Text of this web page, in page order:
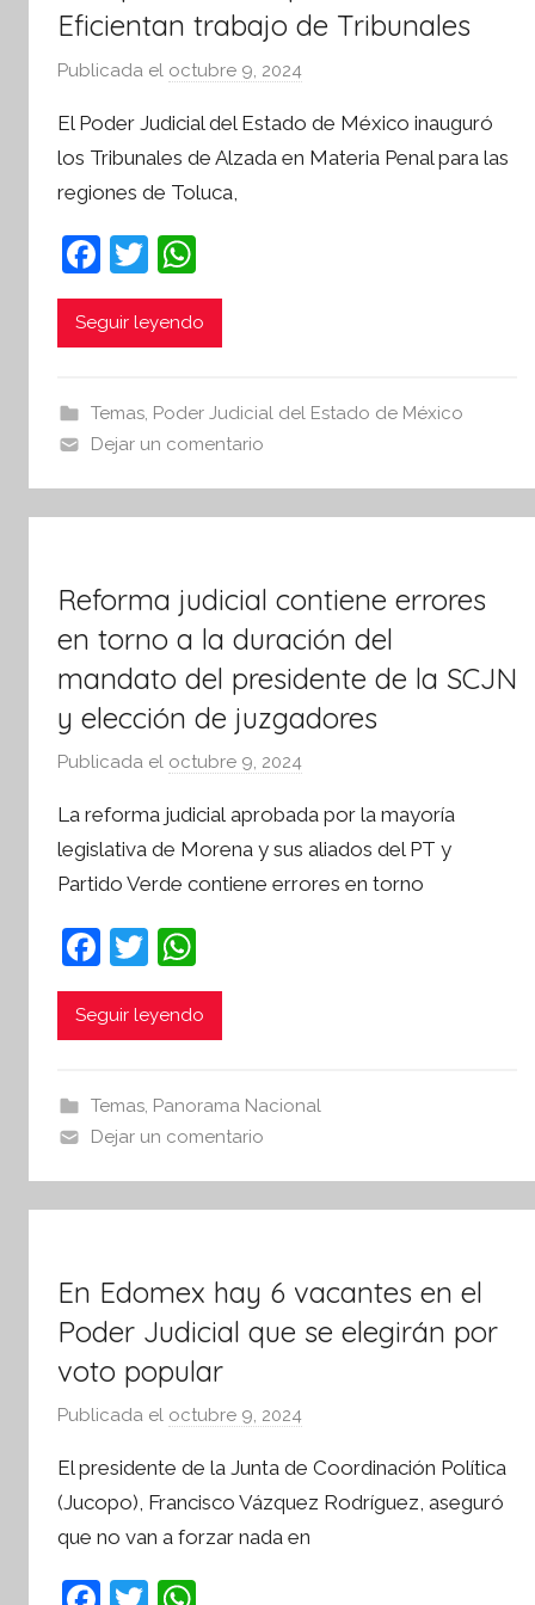
a
Eficientan trabajo de Tribunales
Publicada el octubre 9, 2024
r
S
I
a
t
v
a
El Poder Judicial del Estado de México inauguró
los Tribunales de Alzada en Materia Penal para las
regiones de Toluca,
F
a
c
b
o
o
k
T
w
itt
h
at
A
p
p
Seguir leyendo
Temas, Poder Judicial del Estado de México
Dejar un comentario
Reforma judicial contiene errores
en torno a la duración del
mandato del presidente de la SCJN
y elección de juzgadores
Publicada el octubre 9, 2024
r
S
í
I
a
La reforma judicial aprobada por la mayoría
legislativa de Morena y sus aliados del PT y
Partido Verde contiene errores en torno
F
a
c
b
o
o
k
T
w
itt
h
at
A
p
p
Seguir leyendo
Temas, Panorama Nacional
Dejar un comentario
En Edomex hay 6 vacantes en el
Poder Judicial que se elegirán por
voto popular
Publicada el octubre 9, 2024
r
S
í
El presidente de la Junta de Coordinación Política
(Jucopo), Francisco Vázquez Rodríguez, aseguró
que no van a forzar nada en